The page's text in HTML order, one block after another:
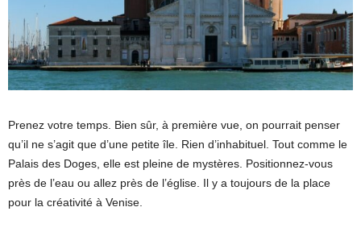
Prenez votre temps. Bien sûr, à première vue, on pourrait penser
qu’il ne s’agit que d’une petite île. Rien d’inhabituel. Tout comme le
Palais des Doges, elle est pleine de mystères. Positionnez-vous
près de l’eau ou allez près de l’église. Il y a toujours de la place
pour la créativité à Venise.